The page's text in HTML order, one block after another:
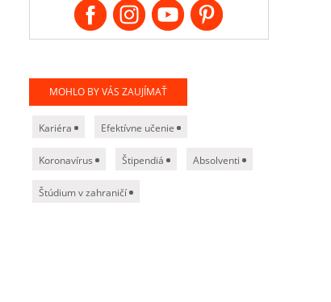
MOHLO BY VÁS ZAUJÍMAŤ
Kariéra Efektívne učenie
Koronavírus Štipendiá Absolventi
Štúdium v zahraničí